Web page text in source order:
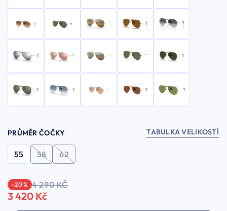
PRŮMĚR ČOČKY TABULKA VELIKOSTÍ
55 58 62
-20 % 4 290 KČ
3 420 Kč